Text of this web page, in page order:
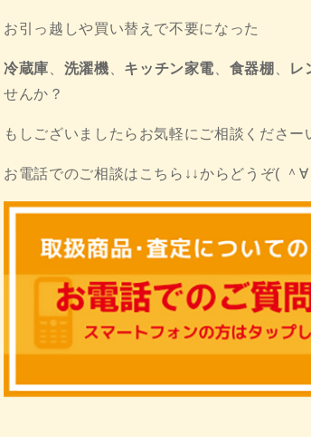
お引っ越しや買い替えで不要になった
冷蔵庫、 洗濯機、 キッチン家電、 食器棚 、 レ
せんか？
もしございましたらお気軽にご相談くださー
お電話でのご相談はこちら↓↓からどうぞ( ＾∀